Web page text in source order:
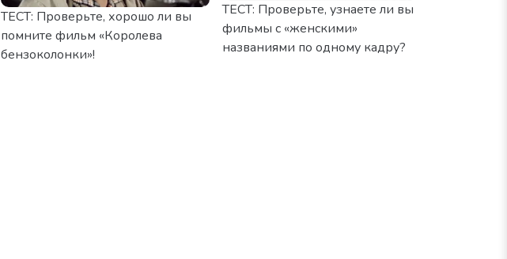
ТЕСТ: Проверьте, хорошо ли вы
помните фильм «Королева
бензоколонки»!
ТЕСТ: Проверьте, узнаете ли вы
фильмы с «женскими»
названиями по одному кадру?